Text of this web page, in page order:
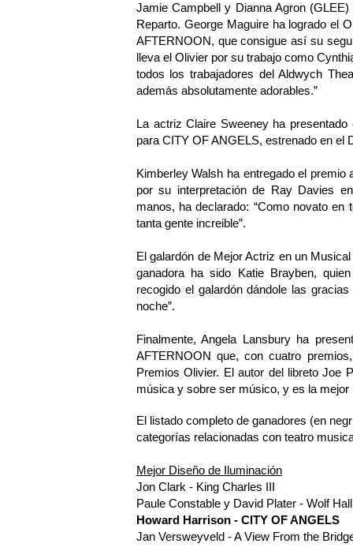
Jamie Campbell y Dianna Agron
Reparto. George Maguire ha logrado el
AFTERNOON, que consigue así su
lleva el Olivier por su trabajo como
todos los trabajadores del Aldwych
además absolutamente adorables.”
La actriz Claire Sweeney ha
para CITY OF ANGELS, estrenado en el
Kimberley Walsh ha entregado el
por su interpretación de Ray Davies
manos, ha declarado: “Como novato
tanta gente increible”.
El galardón de Mejor Actriz en un
ganadora ha sido Katie Brayben,
recogido el galardón dándole las
noche”.
Finalmente, Angela Lansbury ha
AFTERNOON que, con cuatro
Premios Olivier. El autor del libreto Joe
música y sobre ser músico, y es la mejor
El listado completo de ganadores (en
categorías relacionadas con teatro
Mejor Diseño de Iluminación
Jon Clark - King Charles III
Paule Constable y David Plater - Wolf
Howard Harrison - CITY OF ANGELS
Jan Versweyveld - A View From the